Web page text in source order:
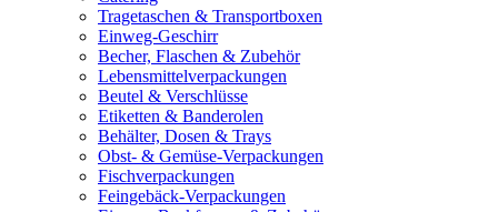
Tragetaschen & Transportboxen
Einweg-Geschirr
Becher, Flaschen & Zubehör
Lebensmittelverpackungen
Beutel & Verschlüsse
Etiketten & Banderolen
Behälter, Dosen & Trays
Obst- & Gemüse-Verpackungen
Fischverpackungen
Feingebäck-Verpackungen